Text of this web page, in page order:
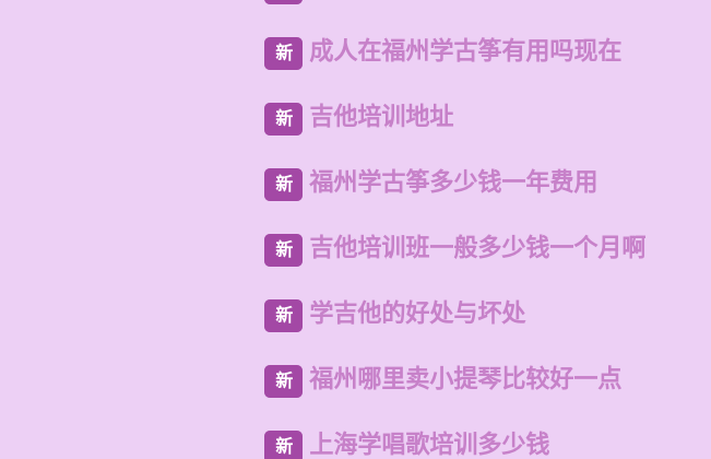
新 成人在福州学古筝有用吗现在
新 吉他培训地址
新 福州学古筝多少钱一年费用
新 吉他培训班一般多少钱一个月啊
新 学吉他的好处与坏处
新 福州哪里卖小提琴比较好一点
新 上海学唱歌培训多少钱